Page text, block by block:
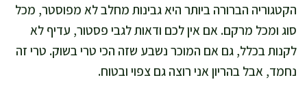
הקטגוריה הברורה ביותר היא גבינות מחלב לא מפוסטר, מכל
סוג ומכל מרקם. אם אין לכם ודאות לגבי פסטור, עדיף לא
לקנות בכלל, גם אם המוכר נשבע שזה הכי טרי בשוק. טרי זה
נחמד, אבל בהריון אני רוצה גם צפוי ובטוח.